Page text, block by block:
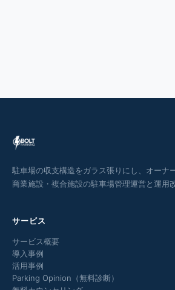
駐車場の収支構造をガラス張りにし、オーナ
商業施設・複合施設の駐車場管理運営と運用
サービス
サービス概要
導入事例
活用事例
Parking Opinion（無料診断）